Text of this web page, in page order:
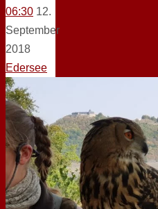
06:30 12.
September
2018
Edersee